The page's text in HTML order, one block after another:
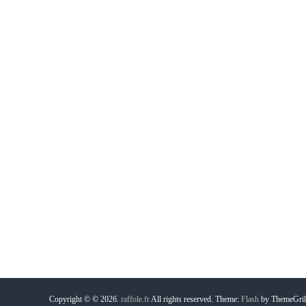
Copyright © © 2026. raffole.frAll rights reserved. Theme: Flash by